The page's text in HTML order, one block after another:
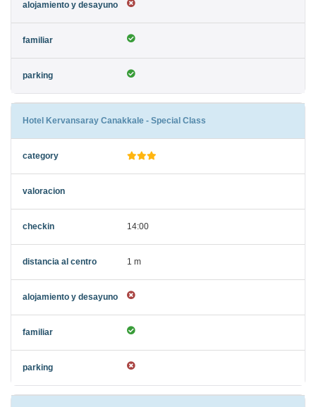
Hotel Kervansaray Canakkale - Special Class
14:00
1 m